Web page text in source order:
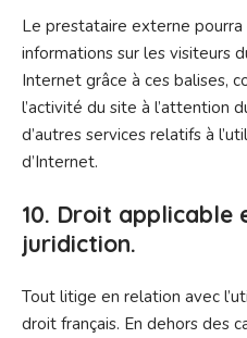
Le prestataire externe
informations sur les visiteurs
Internet grâce à ces balises,
l’activité du site à l’attention
d’autres services relatifs à
d’Internet.
10. Droit
juridiction.
Tout litige en relation avec
droit français. En dehors des